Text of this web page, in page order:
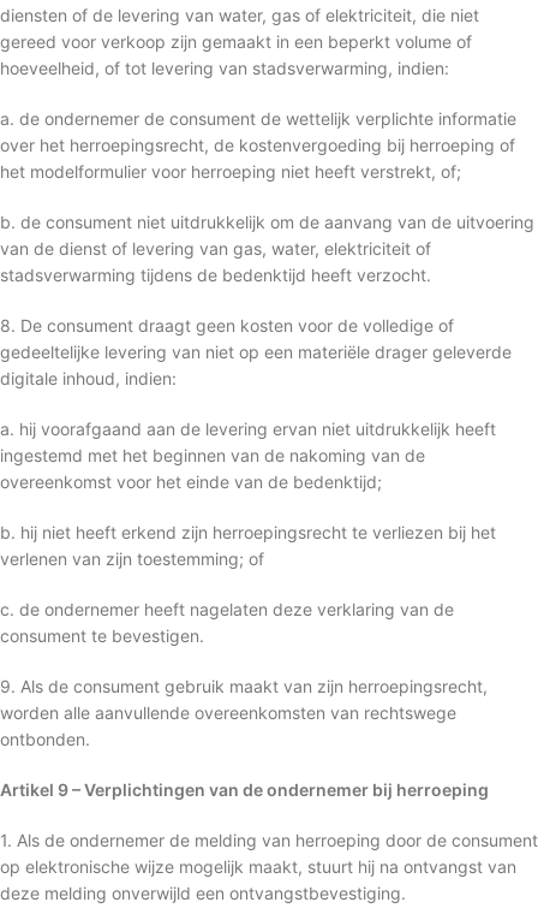
diensten of de levering van water, gas of elektriciteit, die niet
gereed voor verkoop zijn gemaakt in een beperkt volume of
hoeveelheid, of tot levering van stadsverwarming, indien:
a. de ondernemer de consument de wettelijk verplichte informatie
over het herroepingsrecht, de kostenvergoeding bij herroeping of
het modelformulier voor herroeping niet heeft verstrekt, of;
b. de consument niet uitdrukkelijk om de aanvang van de uitvoering
van de dienst of levering van gas, water, elektriciteit of
stadsverwarming tijdens de bedenktijd heeft verzocht.
8. De consument draagt geen kosten voor de volledige of
gedeeltelijke levering van niet op een materiële drager geleverde
digitale inhoud, indien:
a. hij voorafgaand aan de levering ervan niet uitdrukkelijk heeft
ingestemd met het beginnen van de nakoming van de
overeenkomst voor het einde van de bedenktijd;
b. hij niet heeft erkend zijn herroepingsrecht te verliezen bij het
verlenen van zijn toestemming; of
c. de ondernemer heeft nagelaten deze verklaring van de
consument te bevestigen.
9. Als de consument gebruik maakt van zijn herroepingsrecht,
worden alle aanvullende overeenkomsten van rechtswege
ontbonden.
Artikel 9 – Verplichtingen van de ondernemer bij herroeping
1. Als de ondernemer de melding van herroeping door de consument
op elektronische wijze mogelijk maakt, stuurt hij na ontvangst van
deze melding onverwijld een ontvangstbevestiging.